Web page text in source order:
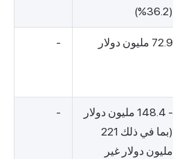
(36.2%)
72.9 مليون دولار -
- 148.4 مليون دولار
(بما في ذلك 221
مليون دولار غير
-